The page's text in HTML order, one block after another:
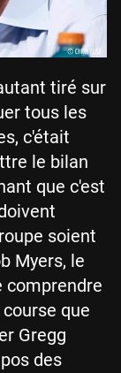
tiré sur
tous les
c'était
le bilan
que c'est
soient
Myers, le
comprendre
que
Gregg
des